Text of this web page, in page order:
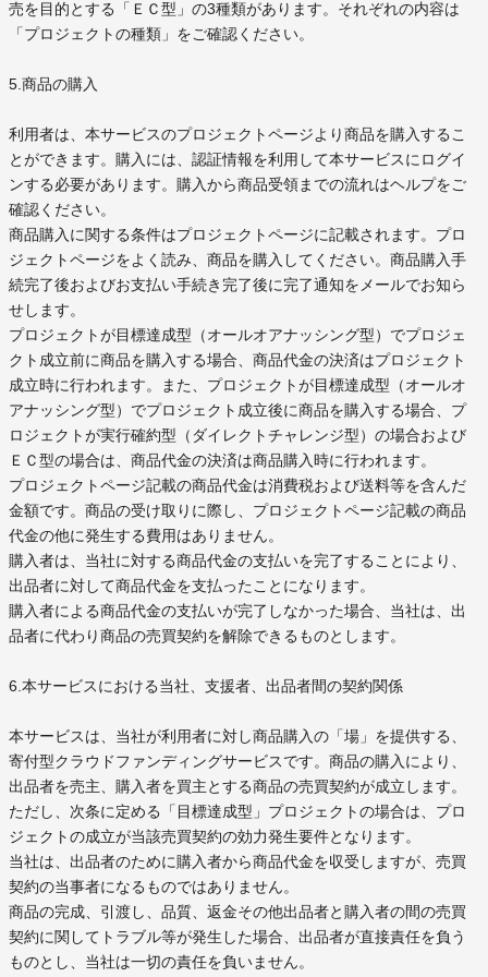
売を目的とする「ＥＣ型」の3種類があります。それぞれの内容は
「プロジェクトの種類」をご確認ください。
5.商品の購入
利用者は、本サービスのプロジェクトページより商品を購入するこ
とができます。購入には、認証情報を利用して本サービスにログイ
ンする必要があります。購入から商品受領までの流れはヘルプをご
確認ください。
商品購入に関する条件はプロジェクトページに記載されます。プロ
ジェクトページをよく読み、商品を購入してください。商品購入手
続完了後およびお支払い手続き完了後に完了通知をメールでお知ら
せします。
プロジェクトが目標達成型（オールオアナッシング型）でプロジェ
クト成立前に商品を購入する場合、商品代金の決済はプロジェクト
成立時に行われます。また、プロジェクトが目標達成型（オールオ
アナッシング型）でプロジェクト成立後に商品を購入する場合、プ
ロジェクトが実行確約型（ダイレクトチャレンジ型）の場合および
ＥＣ型の場合は、商品代金の決済は商品購入時に行われます。
プロジェクトページ記載の商品代金は消費税および送料等を含んだ
金額です。商品の受け取りに際し、プロジェクトページ記載の商品
代金の他に発生する費用はありません。
購入者は、当社に対する商品代金の支払いを完了することにより、
出品者に対して商品代金を支払ったことになります。
購入者による商品代金の支払いが完了しなかった場合、当社は、出
品者に代わり商品の売買契約を解除できるものとします。
6.本サービスにおける当社、支援者、出品者間の契約関係
本サービスは、当社が利用者に対し商品購入の「場」を提供する、
寄付型クラウドファンディングサービスです。商品の購入により、
出品者を売主、購入者を買主とする商品の売買契約が成立します。
ただし、次条に定める「目標達成型」プロジェクトの場合は、プロ
ジェクトの成立が当該売買契約の効力発生要件となります。
当社は、出品者のために購入者から商品代金を収受しますが、売買
契約の当事者になるものではありません。
商品の完成、引渡し、品質、返金その他出品者と購入者の間の売買
契約に関してトラブル等が発生した場合、出品者が直接責任を負う
ものとし、当社は一切の責任を負いません。